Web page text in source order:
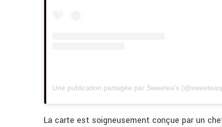
Une publication partagée par Sweetea’s
La carte est soigneusement conçue par un